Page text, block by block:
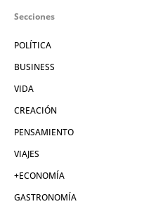
Secciones
POLÍTICA
BUSINESS
VIDA
CREACIÓN
PENSAMIENTO
VIAJES
+ECONOMÍA
GASTRONOMÍA